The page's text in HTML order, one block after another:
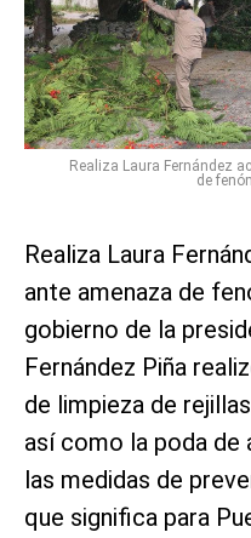
Realiza Laura Fernández
de
Realiza Laura
ante amenaza de
gobierno de la
Fernández Piña
de limpieza de
así como la poda
las medidas de
que significa para